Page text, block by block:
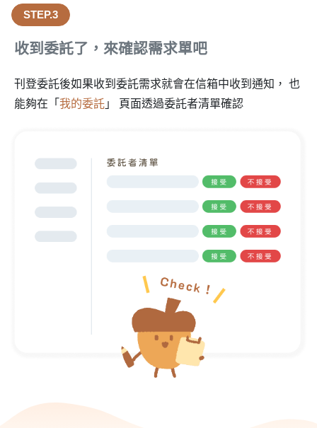
STEP.3
收到委託了，來確認需求單吧
刊登委託後如果收到委託需求就會在信箱中收到通知， 也
能夠在「 我的委託 」 頁面透過委託者清單確認